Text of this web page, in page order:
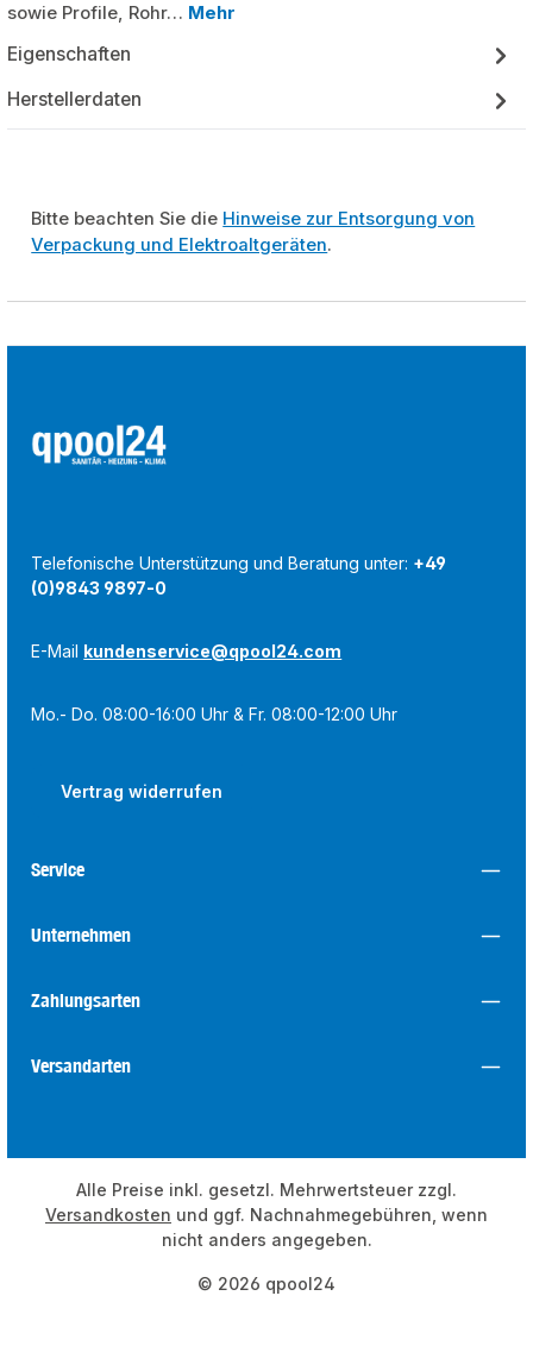
sowie Profile, Rohr… Mehr
Eigenschaften
Herstellerdaten
Bitte beachten Sie die Hinweise zur Entsorgung von
Verpackung und Elektroaltgeräten.
Telefonische Unterstützung und Beratung unter: +49
(0)9843 9897-0
E-Mail kundenservice@qpool24.com
Mo.- Do. 08:00-16:00 Uhr & Fr. 08:00-12:00 Uhr
Vertrag widerrufen
Service
Unternehmen
Zahlungsarten
Versandarten
© 2026 qpool24
Alle Preise inkl. gesetzl. Mehrwertsteuer zzgl.
Versandkosten und ggf. Nachnahmegebühren, wenn
nicht anders angegeben.